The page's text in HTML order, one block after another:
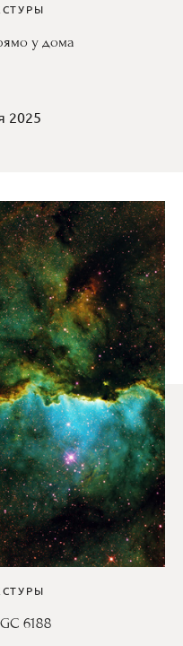
у дома
2025
6188